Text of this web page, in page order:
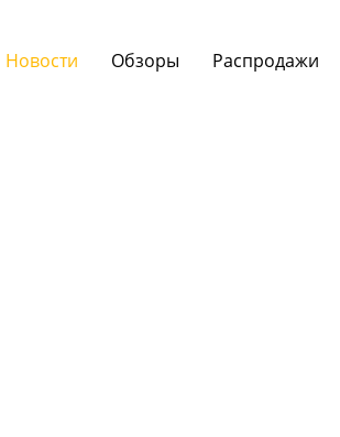
Новости Обзоры Распродажи